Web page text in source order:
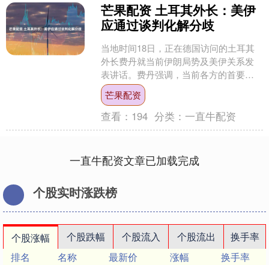
芒果配资 土耳其外长：美伊
应通过谈判化解分歧
当地时间18日，正在德国访问的土耳其
外长费丹就当前伊朗局势及美伊关系发
表讲话。费丹强调，当前各方的首要任
务是全力维护来之不易的停火状态，避
免爆发直接军事冲突。 ....
芒果配资
查看： 194 分类： 一直牛配资
一直牛配资文章已加载完成
个股实时涨跌榜
个股涨幅 个股跌幅 个股流入 个股流出
换手率
排名
名称 最新价 涨幅
换手率